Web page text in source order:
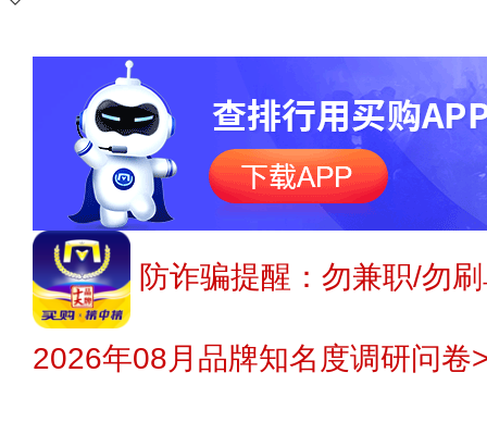
防诈骗提醒：勿兼职/勿
2026年08月品牌知名度调研问卷